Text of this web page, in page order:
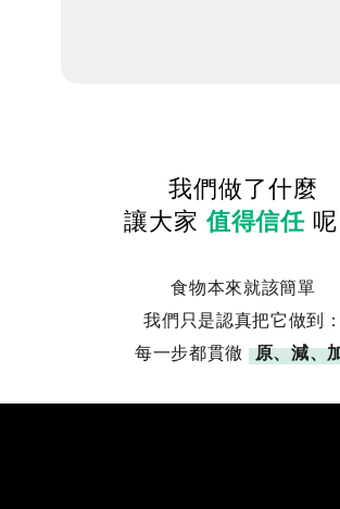
我們做了什麼
讓大家值得信任
食物本來就該簡單
我們只是認真把它做到：
每一步都貫徹 原、減、